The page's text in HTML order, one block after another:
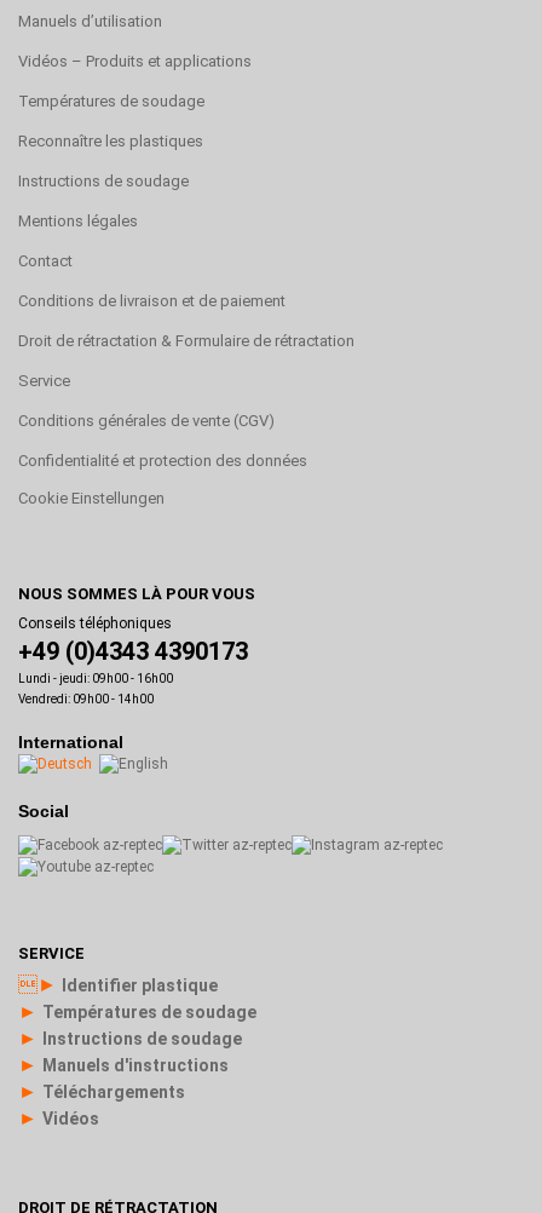
Manuels d’utilisation
Vidéos – Produits et applications
Températures de soudage
Reconnaître les plastiques
Instructions de soudage
Mentions légales
Contact
Conditions de livraison et de paiement
Droit de rétractation & Formulaire de rétractation
Service
Conditions générales de vente (CGV)
Confidentialité et protection des données
Cookie Einstellungen
NOUS SOMMES LÀ POUR VOUS
Conseils téléphoniques
+49 (0)4343 4390173
Lundi - jeudi: 09h00 - 16h00
Vendredi: 09h00 - 14h00
International
Social
SERVICE
► Identifier plastique
► Températures de soudage
► Instructions de soudage
► Manuels d'instructions
► Téléchargements
► Vidéos
DROIT DE RÉTRACTATION